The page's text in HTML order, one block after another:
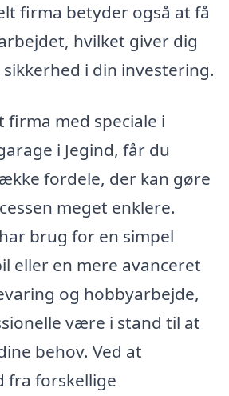
firma betyder også at få
hvilket giver dig
i din investering.
firma med speciale i
i Jegind, får du
fordele, der kan gøre
meget enklere.
brug for en simpel
eller en mere avanceret
og hobbyarbejde,
være i stand til at
behov. Ved at
fra forskellige